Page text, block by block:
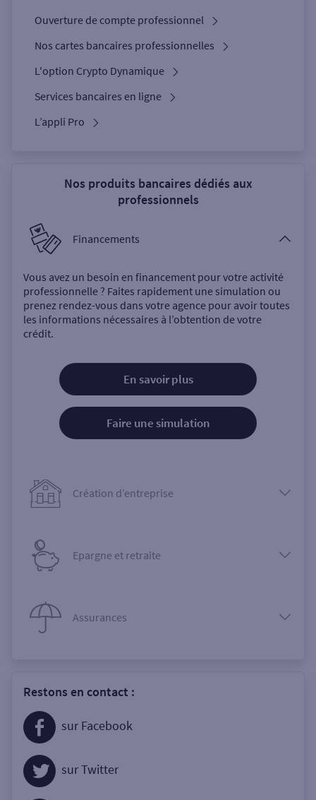
Ouverture de compte professionnel
Nos cartes bancaires professionnelles
L'option Crypto Dynamique
Services bancaires en ligne
L’appli Pro
Nos produits bancaires dédiés aux
professionnels
Financements
Vous avez un besoin en financement pour votre activité
professionnelle ? Faites rapidement une simulation ou
prenez rendez-vous dans votre agence pour avoir toutes
les informations nécessaires à l’obtention de votre
crédit.
En savoir plus
Faire une simulation
Création d’entreprise
Epargne et retraite
Assurances
Restons en contact :
sur Facebook
sur Twitter